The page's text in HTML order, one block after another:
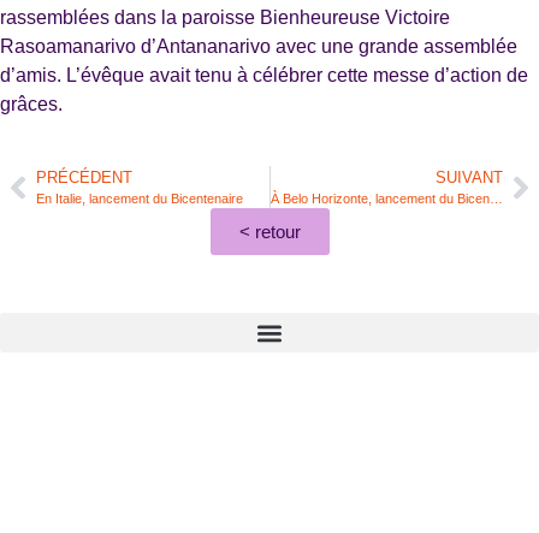
rassemblées dans la paroisse Bienheureuse Victoire
Rasoamanarivo d’Antananarivo avec une grande assemblée
d’amis. L’évêque avait tenu à célébrer cette messe d’action de
grâces.
PRÉCÉDENT
En Italie, lancement du Bicentenaire
SUIVANT
À Belo Horizonte, lancement du Bicentenaire
< retour